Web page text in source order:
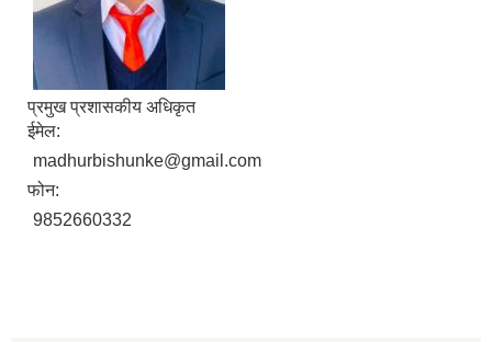
प्रमुख प्रशासकीय अधिकृत
ईमेल:
madhurbishunke@gmail.com
फोन:
9852660332